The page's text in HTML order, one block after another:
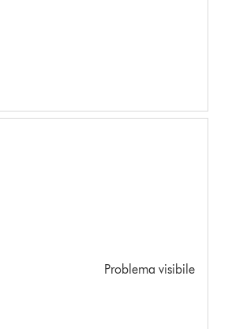
Problema visibile